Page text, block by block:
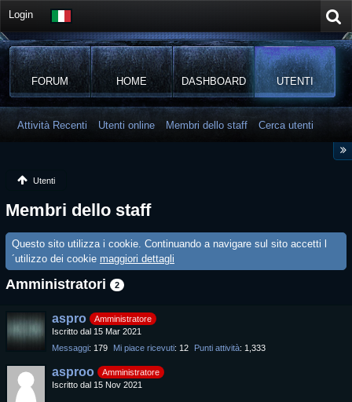
Login
FORUM HOME DASHBOARD UTENTI
Attività Recenti Utenti online Membri dello staff Cerca utenti
Utenti
Membri dello staff
Questo sito utilizza i cookie. Continuando a navigare sul sito accetti l
´utilizzo dei cookie maggiori dettagli
Amministratori 2
aspro
Amministratore
Iscritto dal 15 Mar 2021
Messaggi 179 Mi piace ricevuti 12 Punti attività 1,333
asproo
Amministratore
Iscritto dal 15 Nov 2021